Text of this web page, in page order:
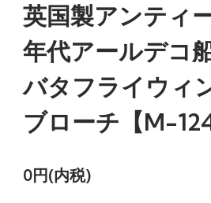
英国製アンティ
年代アールデコ
バタフライウィ
ブローチ【M-
0円(内税)